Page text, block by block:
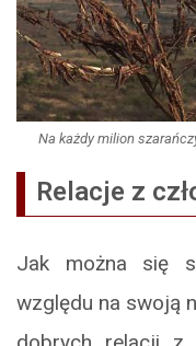
Na każdy milion
Relacje z
Jak można się
względu na swoją